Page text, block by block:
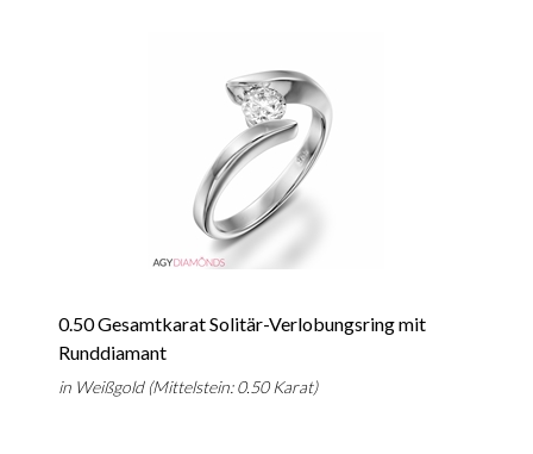
0.50 Gesamtkarat Solitär-Verlobungsring mit
Runddiamant
in Weißgold (Mittelstein: 0.50 Karat)